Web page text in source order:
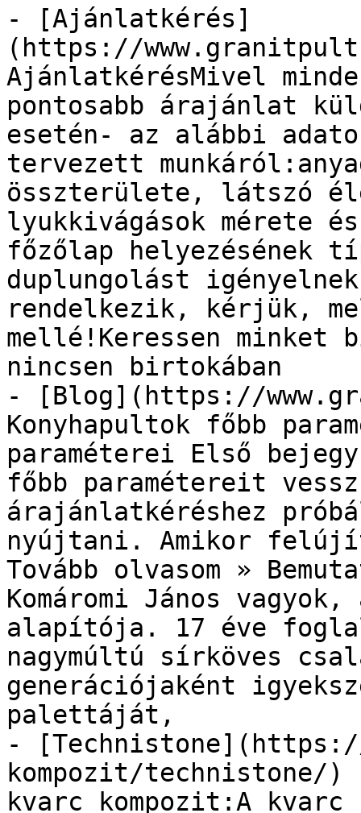
- [Ajánlatkérés]
(https://
AjánlatkérésMivel
pontosabb árajánlat
esetén- az alábbi
tervezett
összterülete, látszó
lyukkivágások mérete
főzőlap helyezésének
duplungolást
rendelkezik, kérjük,
mellé!Keressen minket
nincsen birtokában
- [Blog](https://
Konyhapultok főbb
paraméterei Első
főbb paramétereit
árajánlatkéréshez
nyújtani. Amikor
Tovább olvasom »
Komáromi János
alapítója. 17 éve
nagymúltú sírköves
generációjaként
palettáját,
-
kompozit/technistone/)
kvarc kompozit:A